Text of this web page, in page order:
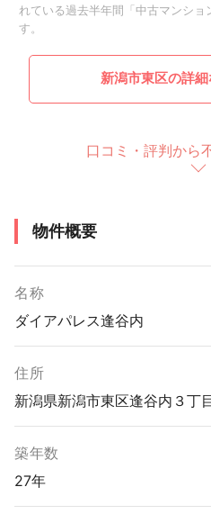
れている過去半年間「中古マンシ
す。
新潟市東区の詳
口コミ・評判から
物件概要
名称
ダイアパレス逢谷内
住所
新潟県新潟市東区逢谷内３丁
築年数
27年